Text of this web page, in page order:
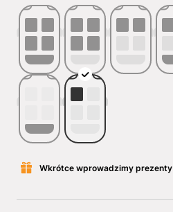
Wkrótce wprowadzimy prezenty